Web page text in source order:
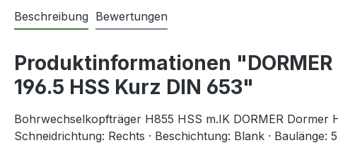
Beschreibung Bewertungen
Produktinformationen
196.5 HSS Kurz DIN 653"
Bohrwechselkopfträger H855 HSS m.IK DORMER Dormer
Schneidrichtung: Rechts · Beschichtung: Blank · Baulänge: 5